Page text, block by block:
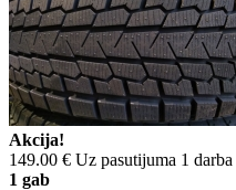
Akcija!
149.00 € Uz pasutijuma 1
1 gab